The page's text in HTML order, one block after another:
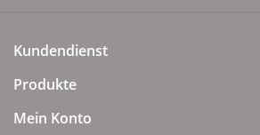
Kundendienst
Produkte
Mein Konto